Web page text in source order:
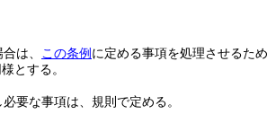
は、 この条例 に定める事項を処理させるた
とする。
要な事項は、規則で定める。